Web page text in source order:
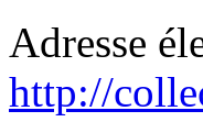
Adresse
http://